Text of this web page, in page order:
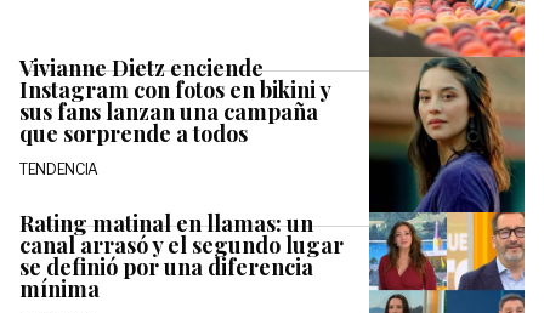
Vivianne Dietz enciende
Instagram con fotos en bikini y
sus fans lanzan una campaña
que sorprende a todos
TENDENCIA
Rating matinal en llamas: un
canal arrasó y el segundo lugar
se definió por una diferencia
mínima